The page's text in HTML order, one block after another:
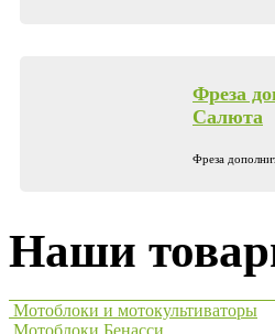
Фреза
Салюта
Фреза
Наши
Мотоблоки и мотокультиваторы